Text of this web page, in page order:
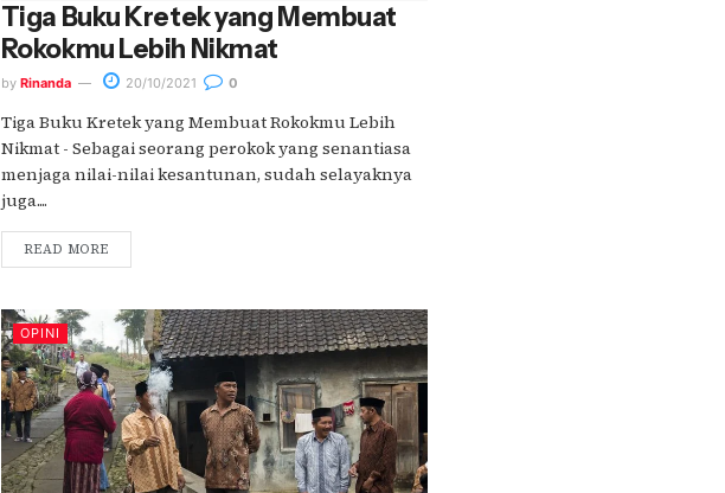
Tiga Buku Kretek yang Membuat
Rokokmu Lebih Nikmat
by Rinanda 20/10/2021 0
Tiga Buku Kretek yang Membuat Rokokmu Lebih
Nikmat - Sebagai seorang perokok yang senantiasa
menjaga nilai-nilai kesantunan, sudah selayaknya
juga....
READ MORE
OPINI